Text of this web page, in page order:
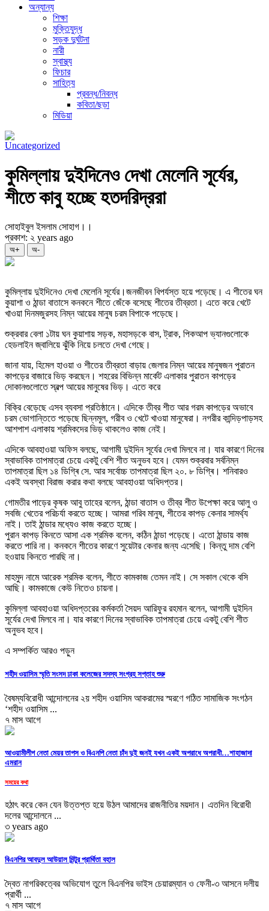
অন্যান্য
শিক্ষা
মুক্তিযুদ্ধ
সড়ক দুর্ঘটনা
নারী
স্বাস্থ্য
ফিচার
সাহিত্য
প্রবন্ধ/নিবন্ধ
কবিতা/ছড়া
মিডিয়া
Uncategorized
কুমিল্লায় দুইদিনেও দেখা মেলেনি সূর্যের,
শীতে কাবু হচ্ছে হতদরিদ্ররা
সোহাইবুল ইসলাম সোহাগ।।
প্রকাশ: ২ years ago
অ+ অ-
কুমিল্লায় দুইদিনেও দেখা মেলেনি সূর্যের।জনজীবন বিপর্যস্ত হয়ে পড়েছে। এ শীতের ঘন
কুয়াশা ও ঠান্ডা বাতাসে কনকনে শীতে জেঁকে বসেছে শীতের তীব্রতা। এতে করে খেটে
খাওয়া দিনমজুরসহ নিম্ন আয়ের মানুষ চরম বিপাকে পড়েছে।
শুক্রবার বেলা ১টায় ঘন কুয়াশায় সড়ক, মহাসড়কে বাস, ট্রাক, পিকআপ ভ্যানগুলোকে
হেডলাইন জ্বালিয়ে ঝুঁকি নিয়ে চলতে দেখা গেছে।
জানা যায়, হিমেল হাওয়া ও শীতের তীব্রতা বাড়ায় জেলার নিম্ন আয়ের মানুষজন পুরাতন
কাপড়ের বাজারে ভিড় করছেন। শহরের বিভিন্ন মার্কেট এলাকার পুরাতন কাপড়ের
দোকানগুলোতে স্বল্প আয়ের মানুষের ভিড়। এতে করে
বিক্রি বেড়েছে এসব ব্যবসা প্রতিষ্ঠানে। এদিকে তীব্র শীত আর গরম কাপড়ের অভাবে
চরম ভোগান্তিতে পড়েছে ছিন্নমূল, গরীব ও খেটে খাওয়া মানুষেরা। নগরীর কান্দিড়পাড়সহ
আশপাশ এলাকায় শ্রমিকদের ভিড় থাকলেও কাজ নেই।
এদিকে আবহাওয়া অফিস বলছে, আগামী দুইদিন সূর্যের দেখা মিলবে না। যার কারণে দিনের
স্বাভাবিক তাপমাত্রা চেয়ে একটু বেশি শীত অনুভব হবে। যেমন শুক্রবার সর্বনিম্ন
তাপমাত্রা ছিল ১৪ ডিগ্ৰি সে. আর সর্বোচ্চ তাপমাত্রা ছিল ২০. ৮ ডিগ্ৰি। শনিবারও
একই অবস্থা বিরাজ করার কথা বলছে আবহাওয়া অধিদপ্তর।
গোমতীর পাড়ের কৃষক আবু তাহের বলেন, ঠান্ডা বাতাস ও তীব্র শীত উপেক্ষা করে আলু ও
সবজি খেতের পরিচর্যা করতে হচ্ছে। আমরা গরিব মানুষ, শীতের কাপড় কেনার সামর্থ্য
নাই। তাই ঠান্ডার মধ্যেও কাজ করতে হচ্ছে।
পুরান কাপড় কিনতে আসা এক শ্রমিক বলেন, কঠিন ঠান্ডা পড়েছে। এতো ঠান্ডায় কাজ
করতে পারি না। কনকনে শীতের কারণে সুয়েটার কেনার জন্য এসেছি। কিন্তু দাম বেশি
হওয়ায় কিনতে পারছি না।
মাহমুদ নামে আরেক শ্রমিক বলেন, শীতে কামকাজ তেমন নাই। সে সকাল থেকে বসি
আছি। কামকাজে কেউ নিতেও চায়না।
কুমিল্লা আবহাওয়া অধিদপ্তরের কর্মকর্তা সৈয়দ আরিফুর রহমান বলেন, আগামী দুইদিন
সূর্যের দেখা মিলবে না। যার কারণে দিনের স্বাভাবিক তাপমাত্রা চেয়ে একটু বেশি শীত
অনুভব হবে।
এ সম্পর্কিত আরও পড়ুন
শহীদ ওয়াসিম স্মৃতি সংসদ ঢাকা কলেজের সদস্য সংগ্রহ সপ্তাহ শুরু
বৈষম্যবিরোধী আন্দোলনের ২য় শহীদ ওয়াসিম আকরামের স্মরণে গঠিত সামাজিক সংগঠন
‘শহীদ ওয়াসিম ...
৭ মাস আগে
আওয়ামীলীগ নেতা মেয়র তাপস ও বিএনপি নেতা চাঁদ দুই জনই যখন একই অপরাধে অপরাধী…শাহাজাদা
এমরান
সময়ের কথা
হঠাৎ করে কেন যেন উত্তপ্ত হয়ে উঠল আমাদের রাজনীতির ময়দান। এতদিন বিরোধী
দলের আন্দোলনে ...
৩ years ago
বিএনপির আবদুল আউয়াল মিন্টুর প্রার্থিতা বহাল
দ্বৈত নাগরিকত্বের অভিযোগ তুলে বিএনপির ভাইস চেয়ারম্যান ও ফেনী-৩ আসনে দলীয়
প্রার্থী ...
৭ মাস আগে